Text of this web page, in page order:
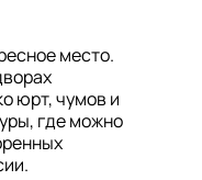
место.
юрт, чумов и
где можно